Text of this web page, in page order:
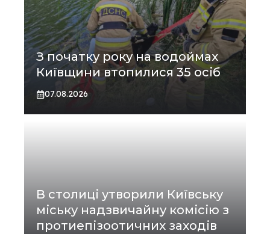
З початку року на водоймах
Київщини втопилися 35 осіб
07.08.2026
В столиці утворили Київську
міську надзвичайну комісію з
протиепізоотичних заходів